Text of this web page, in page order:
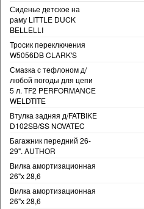
Сиденье детское на
раму LITTLE DUCK
BELLELLI
Тросик переключения
W5056DB CLARK'S
Смазка с тефлоном д/
любой погоды для цепи
5 л. TF2 PERFORMANCE
WELDTITE
Втулка задняя д/FATBIKE
D102SB/SS NOVATEC
Багажник передний 26-
29". AUTHOR
Вилка амортизационная
26"х 28,6
Вилка амортизационная
26"х 28,6